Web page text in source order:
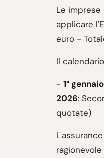
Le
applicare
euro -
Il
- 1°
2026:
quotate)